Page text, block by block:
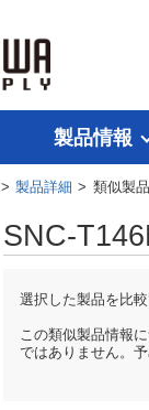
製品情報
> 製品詳細 > 類似製
SNC-
選択した製品を比
この類似製品情報
ではありません。